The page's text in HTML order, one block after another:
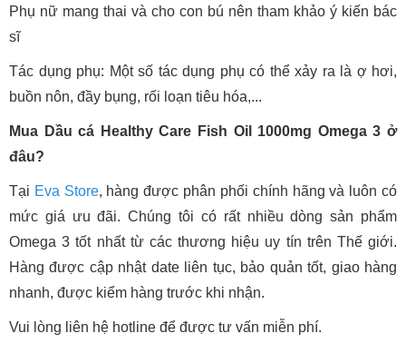
Phụ nữ mang thai và cho con bú nên tham khảo ý kiến bác
sĩ
Tác dụng phụ: Một số tác dụng phụ có thể xảy ra là ợ hơi,
buồn nôn, đầy bụng, rối loạn tiêu hóa,...
Mua Dầu cá Healthy Care Fish Oil 1000mg Omega 3 ở
đâu?
Tại Eva Store, hàng được phân phối chính hãng và luôn có
mức giá ưu đãi. Chúng tôi có rất nhiều dòng sản phẩm
Omega 3 tốt nhất từ các thương hiệu uy tín trên Thế giới.
Hàng được cập nhật date liên tục, bảo quản tốt, giao hàng
nhanh, được kiểm hàng trước khi nhận.
Vui lòng liên hệ hotline để được tư vấn miễn phí.